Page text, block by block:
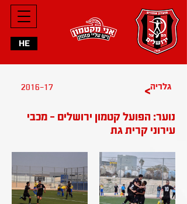
HE
2016-17 >גלריה
נוער: הפועל קטמון ירושלים - מכבי
עירוני קרית גת